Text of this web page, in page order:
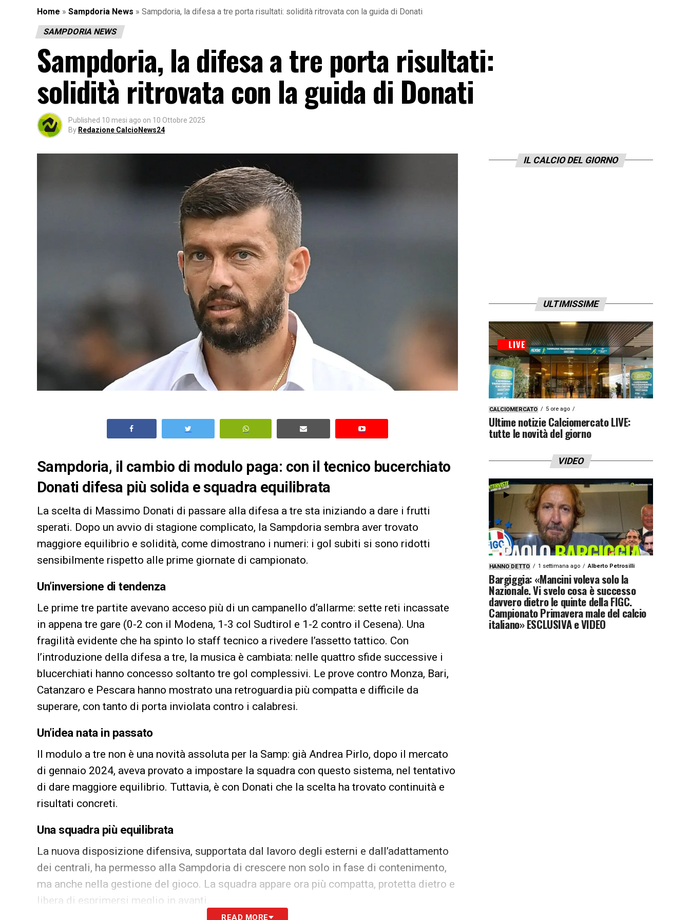
Home » Sampdoria News » Sampdoria, la difesa a tre porta risultati: solidità ritrovata con la guida di Donati
SAMPDORIA NEWS
Sampdoria, la difesa a tre porta risultati:
solidità ritrovata con la guida di Donati
Published 10 mesi ago on 10 Ottobre 2025
By Redazione CalcioNews24
Sampdoria, il cambio di modulo paga: con il tecnico bucerchiato
Donati difesa più solida e squadra equilibrata
La scelta di Massimo Donati di passare alla difesa a tre sta iniziando a dare i frutti
sperati. Dopo un avvio di stagione complicato, la Sampdoria sembra aver trovato
maggiore equilibrio e solidità, come dimostrano i numeri: i gol subiti si sono ridotti
sensibilmente rispetto alle prime giornate di campionato.
Un’inversione di tendenza
Le prime tre partite avevano acceso più di un campanello d’allarme: sette reti incassate
in appena tre gare (0-2 con il Modena, 1-3 col Sudtirol e 1-2 contro il Cesena). Una
fragilità evidente che ha spinto lo staff tecnico a rivedere l’assetto tattico. Con
l’introduzione della difesa a tre, la musica è cambiata: nelle quattro sfide successive i
blucerchiati hanno concesso soltanto tre gol complessivi. Le prove contro Monza, Bari,
Catanzaro e Pescara hanno mostrato una retroguardia più compatta e difficile da
superare, con tanto di porta inviolata contro i calabresi.
Un’idea nata in passato
Il modulo a tre non è una novità assoluta per la Samp: già Andrea Pirlo, dopo il mercato
di gennaio 2024, aveva provato a impostare la squadra con questo sistema, nel tentativo
di dare maggiore equilibrio. Tuttavia, è con Donati che la scelta ha trovato continuità e
risultati concreti.
Una squadra più equilibrata
La nuova disposizione difensiva, supportata dal lavoro degli esterni e dall’adattamento
dei centrali, ha permesso alla Sampdoria di crescere non solo in fase di contenimento,
ma anche nella gestione del gioco. La squadra appare ora più compatta, protetta dietro e
libera di esprimersi meglio in avanti.
READ MORE
IL CALCIO DEL GIORNO
ULTIMISSIME
CALCIOMERCATO 5 ore ago
Ultime notizie Calciomercato LIVE:
tutte le novità del giorno
VIDEO
HANNO DETTO 1 settimana ago Alberto Petrosilli
Bargiggia: «Mancini voleva solo la
Nazionale. Vi svelo cosa è successo
davvero dietro le quinte della FIGC.
Campionato Primavera male del calcio
italiano» ESCLUSIVA e VIDEO